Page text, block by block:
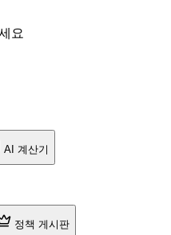
요
AI 계산기
정책 게시판